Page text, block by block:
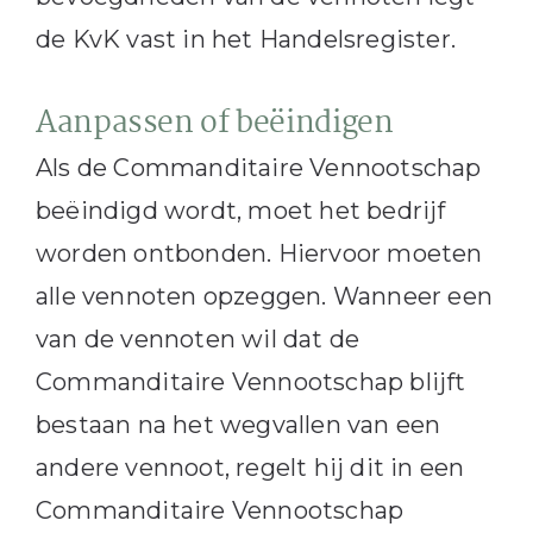
de KvK vast in het Handelsregister.
Aanpassen of beëindigen
Als de Commanditaire Vennootschap
beëindigd wordt, moet het bedrijf
worden ontbonden. Hiervoor moeten
alle vennoten opzeggen. Wanneer een
van de vennoten wil dat de
Commanditaire Vennootschap blijft
bestaan na het wegvallen van een
andere vennoot, regelt hij dit in een
Commanditaire Vennootschap